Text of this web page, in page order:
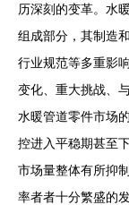
历深刻的变革。水
组成部分，其制造
行业规范等多重影
变化、重大挑战、
水暖管道零件市场
控进入平稳期甚至
市场量整体有所抑
率者者十分繁盛的